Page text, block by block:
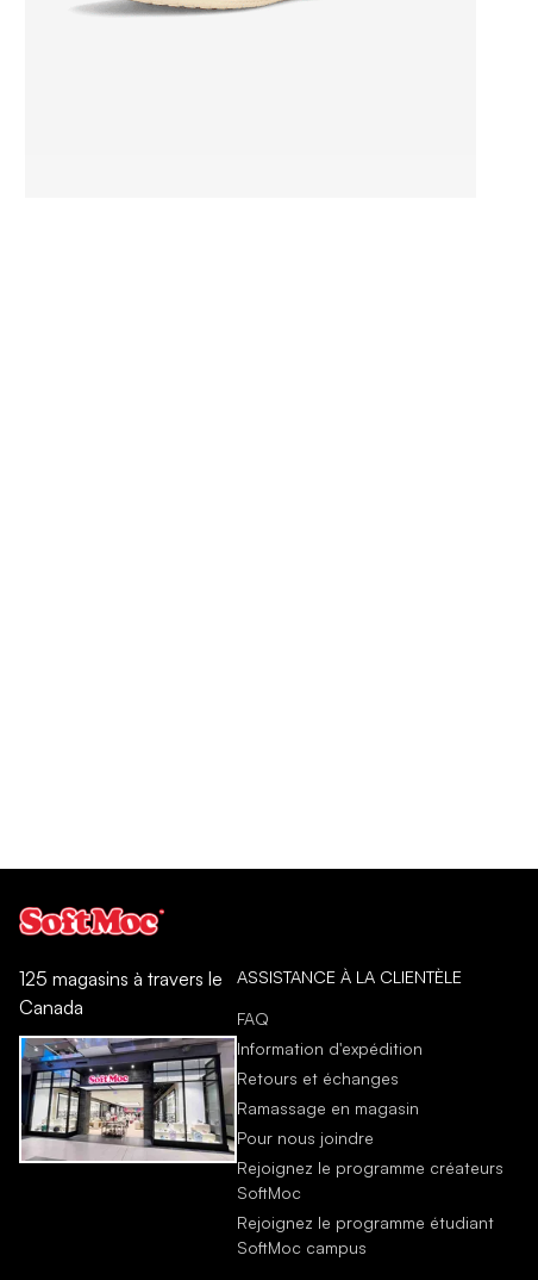
125 magasins à travers le
Canada
ASSISTANCE À LA CLIENTÈLE
FAQ
Information d'expédition
Retours et échanges
Ramassage en magasin
Pour nous joindre
Rejoignez le programme créateurs
SoftMoc
Rejoignez le programme étudiant
SoftMoc campus